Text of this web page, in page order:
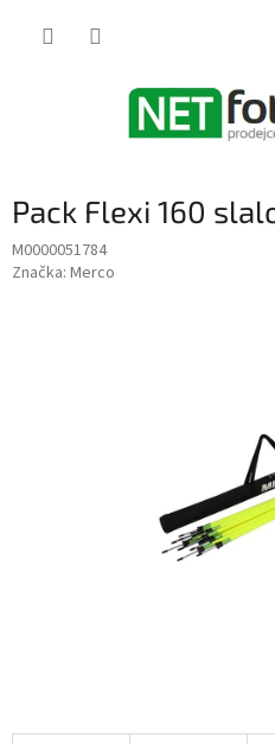
Pack Flexi 160
M0000051784
Značka: Merco